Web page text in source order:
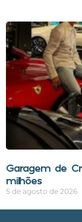
Garagem de
milhões
5 de agosto de 2026